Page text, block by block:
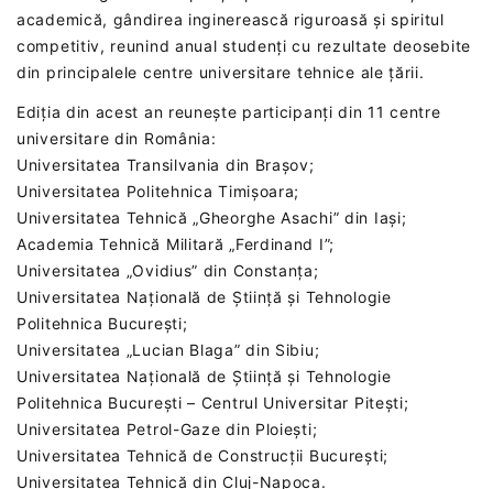
academică, gândirea inginerească riguroasă și spiritul
competitiv, reunind anual studenți cu rezultate deosebite
din principalele centre universitare tehnice ale țării.
Ediția din acest an reunește participanți din 11 centre
universitare din România:
Universitatea Transilvania din Brașov;
Universitatea Politehnica Timișoara;
Universitatea Tehnică „Gheorghe Asachi” din Iași;
Academia Tehnică Militară „Ferdinand I”;
Universitatea „Ovidius” din Constanța;
Universitatea Națională de Știință și Tehnologie
Politehnica București;
Universitatea „Lucian Blaga” din Sibiu;
Universitatea Națională de Știință și Tehnologie
Politehnica București – Centrul Universitar Pitești;
Universitatea Petrol-Gaze din Ploiești;
Universitatea Tehnică de Construcții București;
Universitatea Tehnică din Cluj-Napoca.